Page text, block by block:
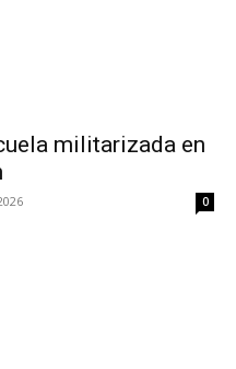
militarizada en
0